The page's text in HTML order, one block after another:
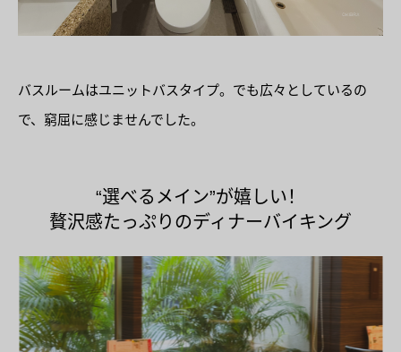
バスルームはユニットバスタイプ。でも広々としているの
で、窮屈に感じませんでした。
“選べるメイン”が嬉しい！
贅沢感たっぷりのディナーバイキング